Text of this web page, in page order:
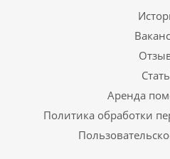
Аренда
Политика обработки